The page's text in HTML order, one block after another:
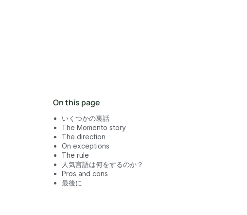
On this page
いくつかの裏話
The Momento story
The direction
On exceptions
The rule
人気言語は何をするのか？
Pros and cons
最後に